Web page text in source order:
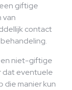
giftige
van
contact
niet-giftige
dat eventuele
die manier kun